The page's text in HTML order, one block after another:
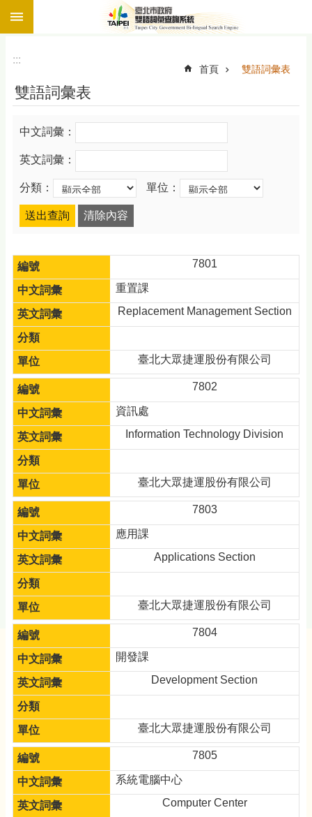
跳到主要內容區塊
:::
首頁 雙語詞彙表
雙語詞彙表
中文詞彙：
英文詞彙：
分類： 單位：
7801
重置課
Replacement Management Section
臺北大眾捷運股份有限公司
7802
資訊處
Information Technology Division
臺北大眾捷運股份有限公司
7803
應用課
Applications Section
臺北大眾捷運股份有限公司
7804
開發課
Development Section
臺北大眾捷運股份有限公司
7805
系統電腦中心
Computer Center